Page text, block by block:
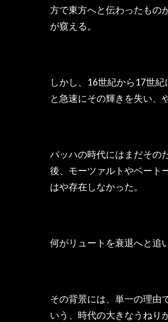
方で東方へと伝わったもの
が窺える。
しかし、16世紀から17世
と急速にその輝きを失い、
バッハの時代にはまだその
後、モーツァルトやベート
はや存在しなかった。
何がリュートを衰退へと追
その背景には、単一の理由
いう、時代の大きなうねり